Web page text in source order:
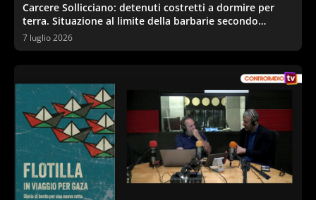
Carcere Sollicciano: detenuti costretti a dormire per
terra. Situazione al limite della barbarie secondo
sindacati e garante
7 luglio 2026